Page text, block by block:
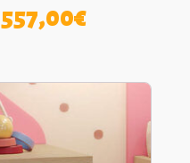
557,00€Price
224,00€
557,00€